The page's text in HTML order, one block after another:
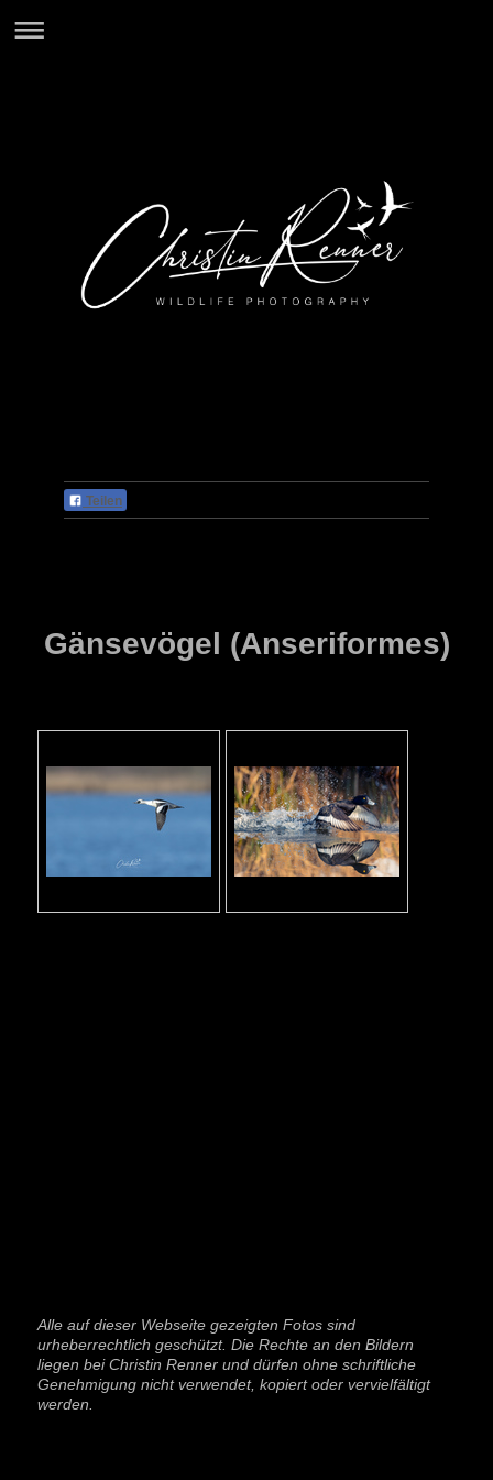
Teilen
Gänsevögel (Anseriformes)
Alle auf dieser Webseite gezeigten Fotos sind
urheberrechtlich geschützt. Die Rechte an den Bildern
liegen bei Christin Renner und dürfen ohne schriftliche
Genehmigung nicht verwendet, kopiert oder vervielfältigt
werden.